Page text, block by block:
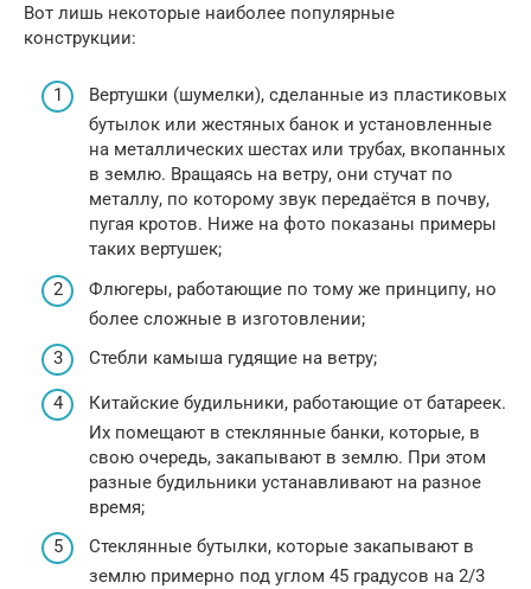
Вот лишь некоторые наиболее популярные
конструкции:
Вертушки (шумелки), сделанные из пластиковых
бутылок или жестяных банок и установленные
на металлических шестах или трубах, вкопанных
в землю. Вращаясь на ветру, они стучат по
металлу, по которому звук передаётся в почву,
пугая кротов. Ниже на фото показаны примеры
таких вертушек;
Флюгеры, работающие по тому же принципу, но
более сложные в изготовлении;
Стебли камыша гудящие на ветру;
Китайские будильники, работающие от батареек.
Их помещают в стеклянные банки, которые, в
свою очередь, закапывают в землю. При этом
разные будильники устанавливают на разное
время;
Стеклянные бутылки, которые закапывают в
землю примерно под углом 45 градусов на 2/3